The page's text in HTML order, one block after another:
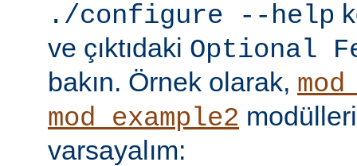
./configure --help
ve çıktıdaki Optional
bakın. Örnek olarak,
mod_example2
varsayalım: